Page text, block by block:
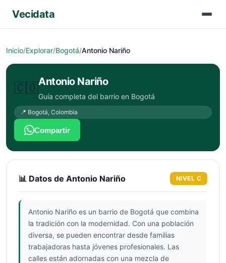
Vecidata
Inicio/Explorar/Bogotá/Antonio Nariño
🇨🇴Antonio Nariño
Guía completa del barrio en Bogotá
📍 Bogotá, Colombia
Compartir
📊 Datos de Antonio Nariño NIVEL C
Antonio Nariño es un barrio de Bogotá que combina
la tradición con la modernidad. Con una población
diversa, se pueden encontrar desde familias
trabajadoras hasta jóvenes profesionales. Las
calles están adornadas con una mezcla de